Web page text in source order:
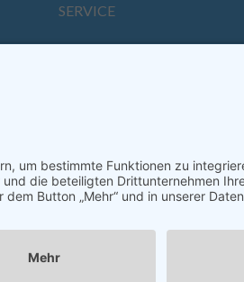
SERVICE
Anfrage
Haftungsausschluss AGB